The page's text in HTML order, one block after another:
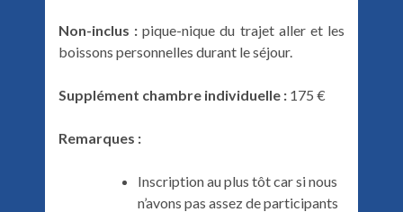
Non-inclus : pique-nique du trajet aller et les
boissons personnelles durant le séjour.
Supplément chambre individuelle : 175 €
Remarques :
Inscription au plus tôt car si nous
n’avons pas assez de participants